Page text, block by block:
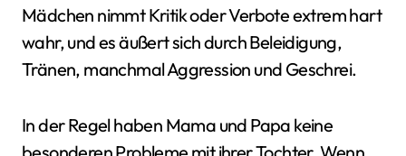
Mädchen nimmt Kritik oder Verbote extrem hart
wahr, und es äußert sich durch Beleidigung,
Tränen, manchmal Aggression und Geschrei.
In der Regel haben Mama und Papa keine